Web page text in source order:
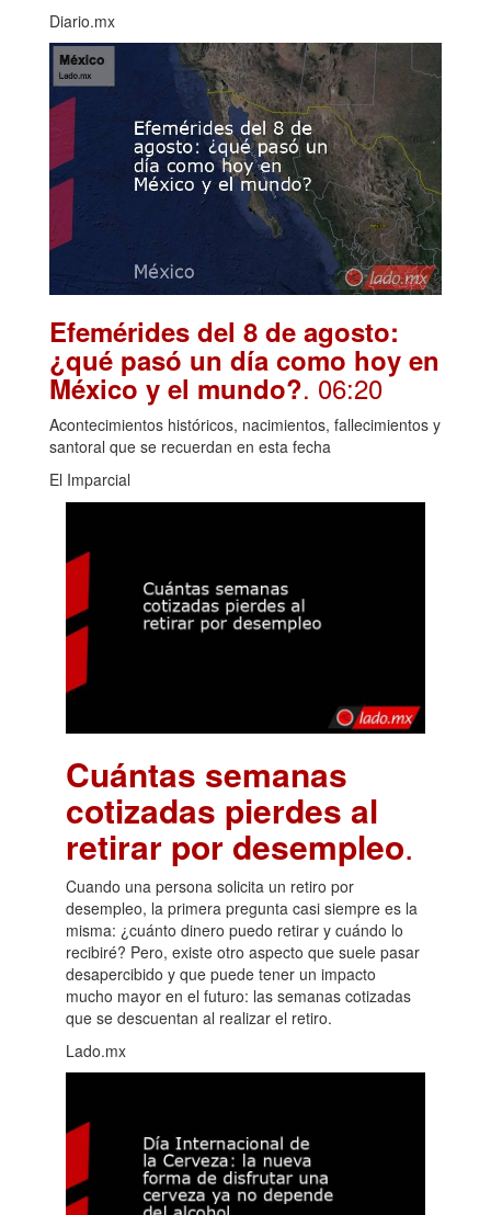
Diario.mx
Efemérides del 8 de agosto:
¿qué pasó un día como hoy en
México y el mundo?. 06:20
Acontecimientos históricos, nacimientos, fallecimientos y
santoral que se recuerdan en esta fecha
El Imparcial
Cuántas semanas
cotizadas pierdes al
retirar por desempleo.
Cuando una persona solicita un retiro por
desempleo, la primera pregunta casi siempre es la
misma: ¿cuánto dinero puedo retirar y cuándo lo
recibiré? Pero, existe otro aspecto que suele pasar
desapercibido y que puede tener un impacto
mucho mayor en el futuro: las semanas cotizadas
que se descuentan al realizar el retiro.
Lado.mx